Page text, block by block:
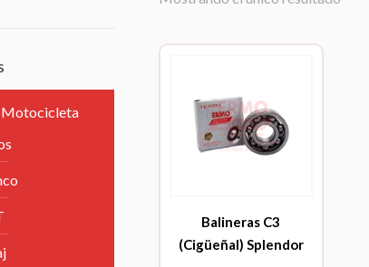
Balineras C3
(Cigüeñal) Splendor